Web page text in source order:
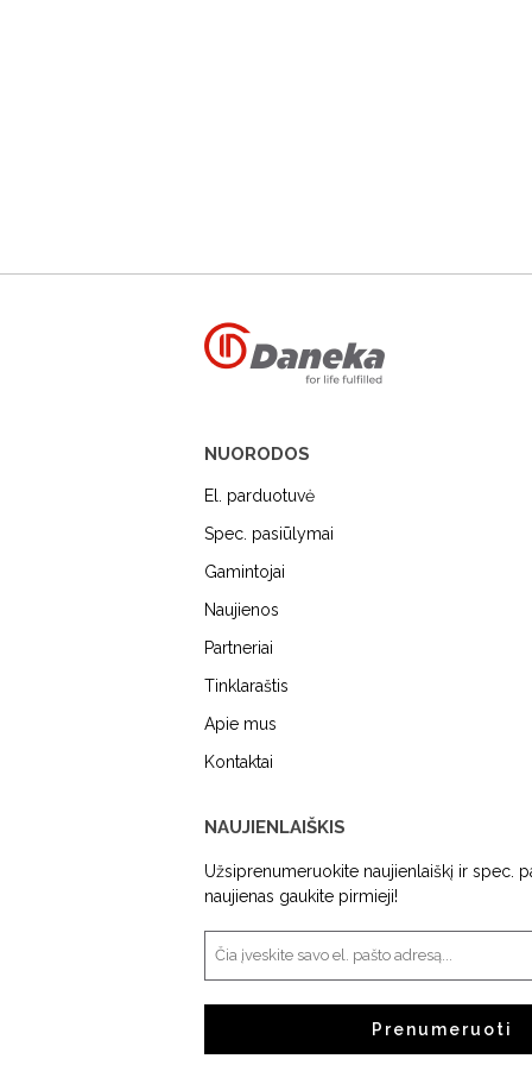
NUORODOS
El. parduotuvė
Spec. pasiūlymai
Gamintojai
DUNAVOX
KAMADO BONO
Naujienos
Partneriai
Tinklaraštis
Apie mus
Kontaktai
NAUJIENLAIŠKIS
Užsiprenumeruokite naujienlaiškį ir spec.
naujienas gaukite pirmieji!
Prenumeruoti